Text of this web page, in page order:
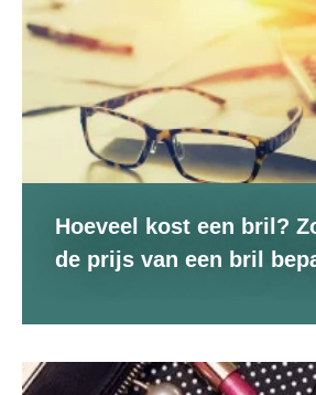
Hoeveel kost een bril?
de prijs van een bril